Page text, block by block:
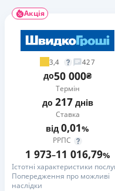
Акція
3,4 427
до50 000₴
Термін
до 217днів
Ставка
від 0,01%
РРПС
1 973–11 016,79%
Істотні характеристики
Попередження про можливі
наслідки